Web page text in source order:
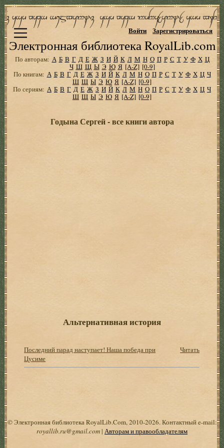
Электронная библиотека RoyalLib.com
Войти Зарегистрироваться
По авторам: А Б В Г Д Е Ж З И Й К Л М Н О П Р С Т У Ф Х Ц
Ч Ш Щ Ы Э Ю Я [A-Z] [0-9]
По книгам: А Б В Г Д Е Ж З И Й К Л М Н О П Р С Т У Ф Х Ц Ч
Ш Щ Ы Э Ю Я [A-Z] [0-9]
По сериям: А Б В Г Д Е Ж З И Й К Л М Н О П Р С Т У Ф Х Ц Ч
Ш Щ Ы Э Ю Я [A-Z] [0-9]
Годына Сергей - все книги автора
Альтернативная история
Последний парад наступает! Наша победа при
Цусиме
Читать
© Электронная библиотека RoyalLib.Com, 2010-2026. Контактный e-mail:
royallib.ru@gmail.com| Авторам и правообладателям